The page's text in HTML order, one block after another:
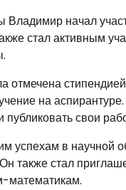
Владимир начал
стал активным
отмечена
на
публиковать свои
успехам в научной
также стал
математикам.